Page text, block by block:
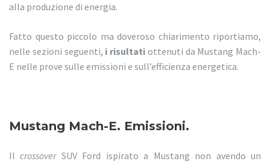
alla produzione di energia.
Fatto questo piccolo ma doveroso chiarimento riportiamo,
nelle sezioni seguenti, i risultati ottenuti da Mustang Mach-
E nelle prove sulle emissioni e sull’efficienza energetica.
Mustang Mach-E. Emissioni.
Il crossoverSUV Ford ispirato a Mustang non avendo un